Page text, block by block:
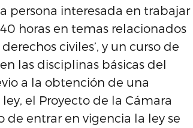
persona interesada en trabajar
horas en temas relacionados
civiles’, y un curso de
las disciplinas básicas del
a la obtención de una
el Proyecto de la Cámara
entrar en vigencia la ley se